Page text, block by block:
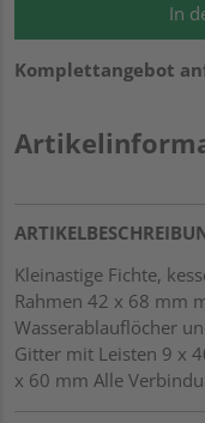
In
Komplettangebot
Kleinastige Fichte,
Rahmen 42 x 68 mm
Wasserablauflöcher
Gitter mit Leisten 9 x
x 60 mm Alle